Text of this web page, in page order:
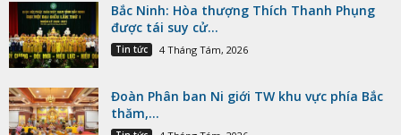
Bắc Ninh: Hòa thượng Thích Thanh Phụng
được tái suy cử...
Tin tức 4 Tháng Tám, 2026
Đoàn Phân ban Ni giới TW khu vực phía Bắc
thăm,...